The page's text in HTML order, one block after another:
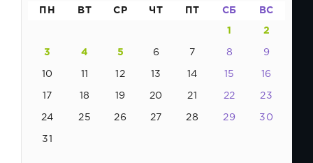
ПН ВТ СР ЧТ ПТ СБ ВС
1 2
3 4 5 6 7 8 9
10 11 12 13 14 15 16
17 18 19 20 21 22 23
24 25 26 27 28 29 30
31